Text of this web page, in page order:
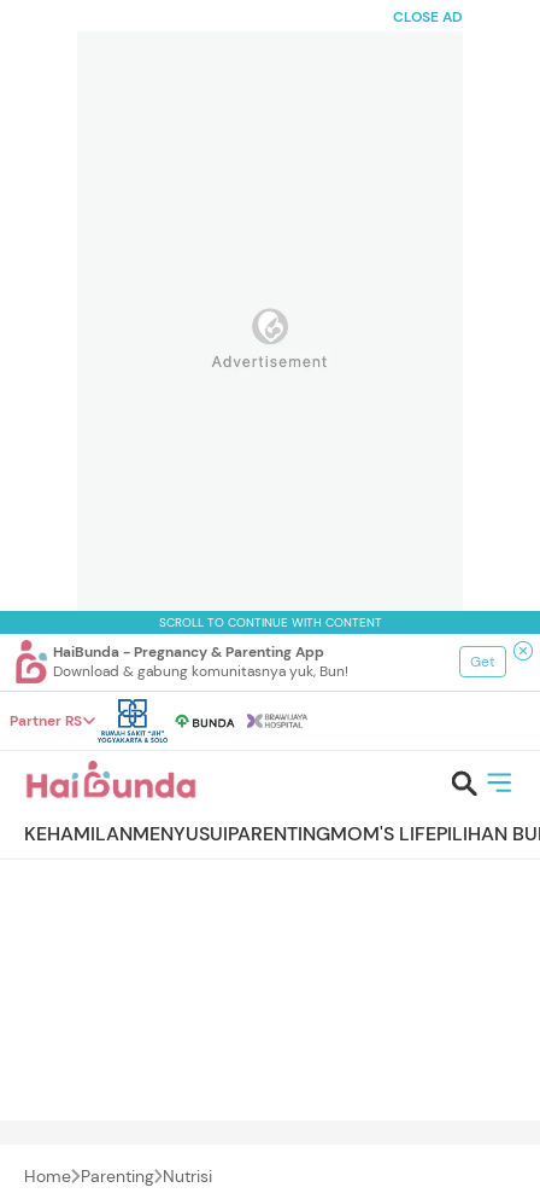
CLOSE AD
SCROLL TO CONTINUE WITH CONTENT
HaiBunda - Pregnancy & Parenting App
Download & gabung komunitasnya yuk, Bun!
Get
Partner RS
KEHAMILANMENYUSUIPARENTINGMOM'S LIFEPILIHAN
Home Parenting Nutrisi